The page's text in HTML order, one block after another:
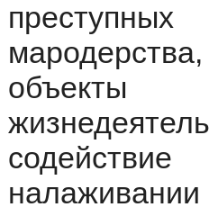
преступных
объекты